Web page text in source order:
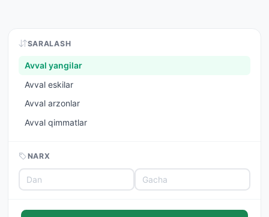
SARALASH
Avval yangilar
Avval eskilar
Avval arzonlar
Avval qimmatlar
NARX